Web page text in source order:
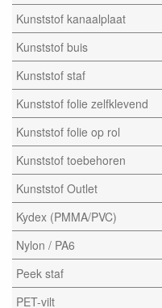
Kunststof kanaalplaat
Kunststof buis
Kunststof staf
Kunststof folie zelfklevend
Kunststof folie op rol
Kunststof toebehoren
Kunststof Outlet
Kydex (PMMA/PVC)
Nylon / PA6
Peek staf
PET-vilt